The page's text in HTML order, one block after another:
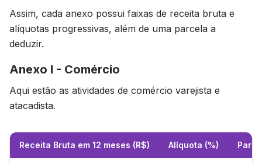
Assim, cada anexo possui faixas de receita bruta e
alíquotas progressivas, além de uma parcela a
deduzir.
Anexo I - Comércio
Aqui estão as atividades de comércio varejista e
atacadista.
Receita Bruta em 12 meses (R$) Alíquota (%)